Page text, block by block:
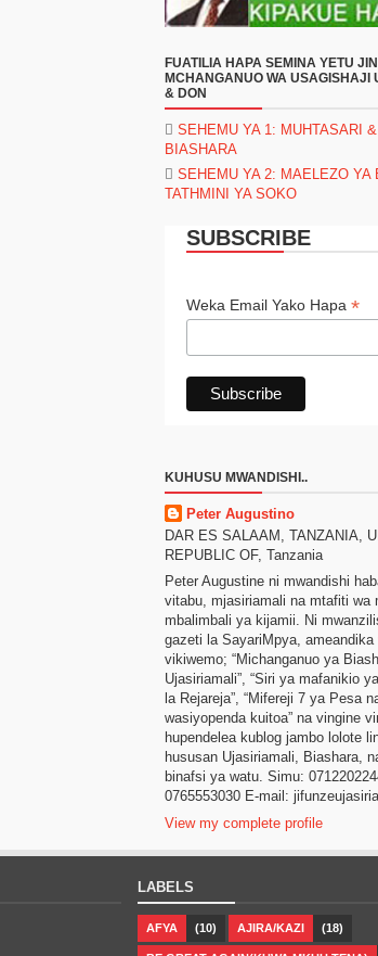
FUATILIA HAPA SEMINA YETU
MCHANGANUO WA USAGISHAJI
& DON
SEHEMU YA 1: MUHTASARI
BIASHARA
SEHEMU YA 2: MAELEZO YA
TATHMINI YA SOKO
SUBSCRIBE
Weka Email Yako Hapa *
KUHUSU MWANDISHI..
Peter Augustino
DAR ES SALAAM, TANZANIA,
REPUBLIC OF, Tanzania
Peter Augustine ni mwandishi
vitabu, mjasiriamali na mtafiti wa
mbalimbali ya kijamii. Ni
gazeti la SayariMpya,
vikiwemo; “Michanganuo ya
Ujasiriamali”, “Siri ya mafanikio
la Rejareja”, “Mifereji 7 ya Pesa
wasiyopenda kuitoa” na vingine
hupendelea kublog jambo lolote
hususan Ujasiriamali, Biashara,
binafsi ya watu. Simu:
0765553030 E-mail:
View my complete profile
LABELS
AFYA (10) AJIRA/KAZI (18)